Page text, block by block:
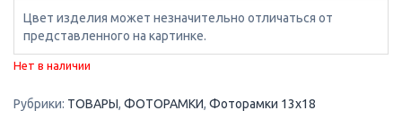
Цвет изделия может незначительно отличаться от
представленного на картинке.
Нет в наличии
Рубрики: ТОВАРЫ, ФОТОРАМКИ, Фоторамки 13х18